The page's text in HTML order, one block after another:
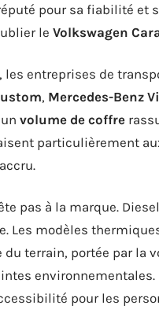
pour sa fiabilité et
le Volkswagen
les entreprises de
, Mercedes-Benz
volume de coffre
particulièrement
accru.
pas à la marque.
Les modèles
du terrain, portée par la
pour les